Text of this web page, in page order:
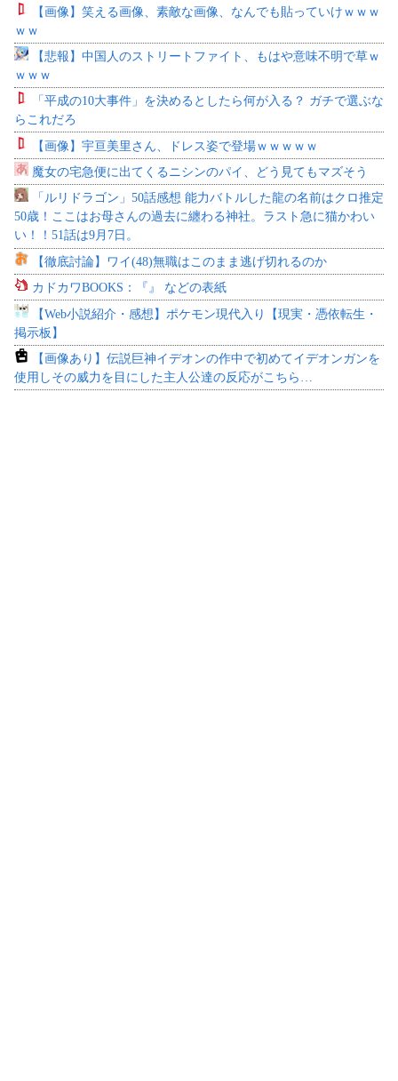
【画像】笑える画像、素敵な画像、なんでも貼っていけｗｗｗ
ｗｗ
【悲報】中国人のストリートファイト、もはや意味不明で草ｗ
ｗｗｗ
「平成の10大事件」を決めるとしたら何が入る？ ガチで選ぶな
らこれだろ
【画像】宇亘美里さん、ドレス姿で登場ｗｗｗｗｗ
魔女の宅急便に出てくるニシンのパイ、どう見てもマズそう
「ルリドラゴン」50話感想 能力バトルした龍の名前はクロ推定
50歳！ここはお母さんの過去に纏わる神社。ラスト急に猫かわい
い！！51話は9月7日。
【徹底討論】ワイ(48)無職はこのまま逃げ切れるのか
カドカワBOOKS：『』 などの表紙
【Web小説紹介・感想】ポケモン現代入り【現実・憑依転生・
掲示板】
【画像あり】伝説巨神イデオンの作中で初めてイデオンガンを
使用しその威力を目にした主人公達の反応がこちら…